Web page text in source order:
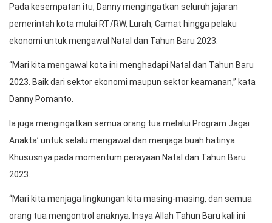
Pada kesempatan itu, Danny mengingatkan seluruh jajaran
pemerintah kota mulai RT/RW, Lurah, Camat hingga pelaku
ekonomi untuk mengawal Natal dan Tahun Baru 2023.
“Mari kita mengawal kota ini menghadapi Natal dan Tahun Baru
2023. Baik dari sektor ekonomi maupun sektor keamanan,” kata
Danny Pomanto.
Ia juga mengingatkan semua orang tua melalui Program Jagai
Anakta’ untuk selalu mengawal dan menjaga buah hatinya.
Khususnya pada momentum perayaan Natal dan Tahun Baru
2023.
“Mari kita menjaga lingkungan kita masing-masing, dan semua
orang tua mengontrol anaknya. Insya Allah Tahun Baru kali ini